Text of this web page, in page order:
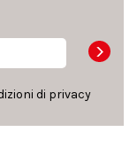
di privacy